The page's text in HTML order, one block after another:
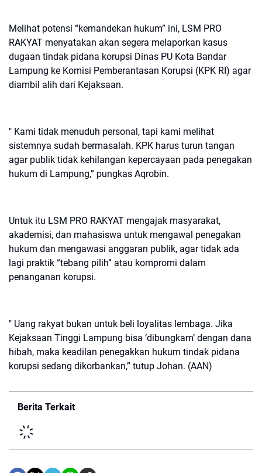
Melihat potensi “kemandekan hukum” ini, LSM PRO
RAKYAT menyatakan akan segera melaporkan kasus
dugaan tindak pidana korupsi Dinas PU Kota Bandar
Lampung ke Komisi Pemberantasan Korupsi (KPK RI) agar
diambil alih dari Kejaksaan.
" Kami tidak menuduh personal, tapi kami melihat
sistemnya sudah bermasalah. KPK harus turun tangan
agar publik tidak kehilangan kepercayaan pada penegakan
hukum di Lampung,” pungkas Aqrobin.
Untuk itu LSM PRO RAKYAT mengajak masyarakat,
akademisi, dan mahasiswa untuk mengawal penegakan
hukum dan mengawasi anggaran publik, agar tidak ada
lagi praktik “tebang pilih” atau kompromi dalam
penanganan korupsi.
" Uang rakyat bukan untuk beli loyalitas lembaga. Jika
Kejaksaan Tinggi Lampung bisa ‘dibungkam’ dengan dana
hibah, maka keadilan penegakkan hukum tindak pidana
korupsi sedang dikorbankan,” tutup Johan. (AAN)
Berita Terkait